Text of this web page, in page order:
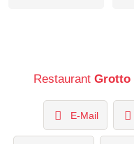
Restaurant Grotto
E-Mail